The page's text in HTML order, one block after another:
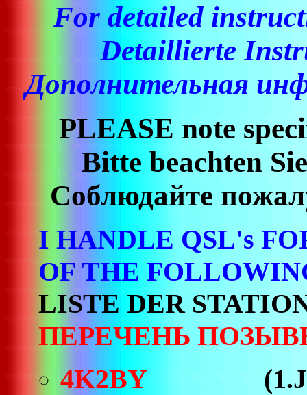
For detailed
Detaillierte
Дополнительная
PLEASE note
Bitte beachten
Соблюдайте
I HANDLE QSL's
OF THE
LISTE DER
ПЕРЕЧЕНЬ
4K2BY